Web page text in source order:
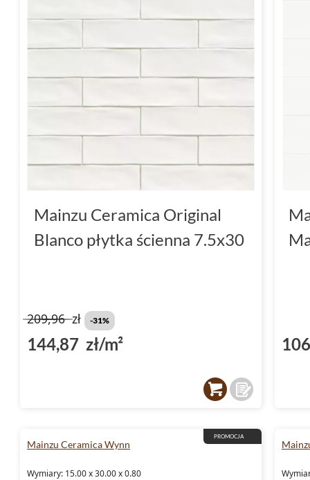
Mainzu Ceramica Original
Blanco płytka ścienna 7.5x30
209,96zł -31%
144,87 zł/m²
PROMOCJA
Mainzu Ceramica Wynn
Wymiary: 15.00 x 30.00 x 0.80